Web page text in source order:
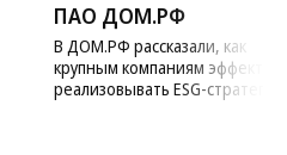
ПАО ДОМ.РФ
В ДОМ.РФ рассказали, как
крупным компаниям
реализовывать ESG-стратегию